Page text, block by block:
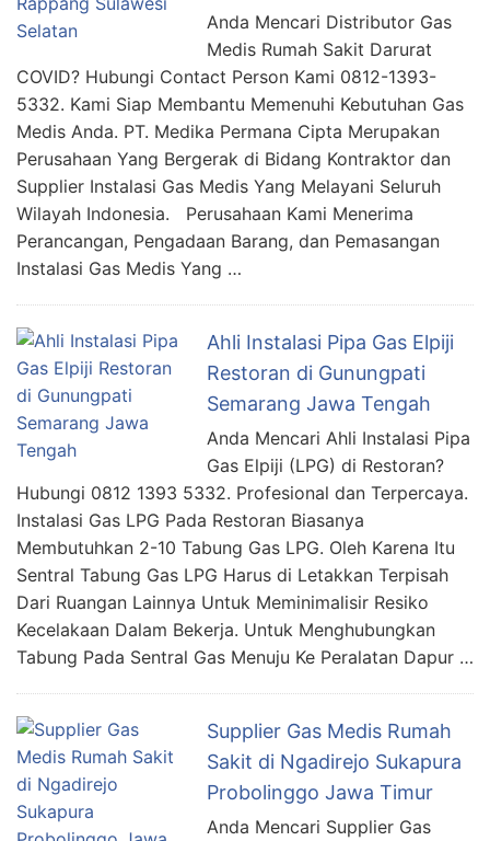
Anda Mencari Distributor Gas
Medis Rumah Sakit Darurat
COVID? Hubungi Contact Person Kami 0812-1393-
5332. Kami Siap Membantu Memenuhi Kebutuhan Gas
Medis Anda. PT. Medika Permana Cipta Merupakan
Perusahaan Yang Bergerak di Bidang Kontraktor dan
Supplier Instalasi Gas Medis Yang Melayani Seluruh
Wilayah Indonesia. Perusahaan Kami Menerima
Perancangan, Pengadaan Barang, dan Pemasangan
Instalasi Gas Medis Yang …
Ahli Instalasi Pipa Gas Elpiji
Restoran di Gunungpati
Semarang Jawa Tengah
Anda Mencari Ahli Instalasi Pipa
Gas Elpiji (LPG) di Restoran?
Hubungi 0812 1393 5332. Profesional dan Terpercaya.
Instalasi Gas LPG Pada Restoran Biasanya
Membutuhkan 2-10 Tabung Gas LPG. Oleh Karena Itu
Sentral Tabung Gas LPG Harus di Letakkan Terpisah
Dari Ruangan Lainnya Untuk Meminimalisir Resiko
Kecelakaan Dalam Bekerja. Untuk Menghubungkan
Tabung Pada Sentral Gas Menuju Ke Peralatan Dapur …
Supplier Gas Medis Rumah
Sakit di Ngadirejo Sukapura
Probolinggo Jawa Timur
Anda Mencari Supplier Gas